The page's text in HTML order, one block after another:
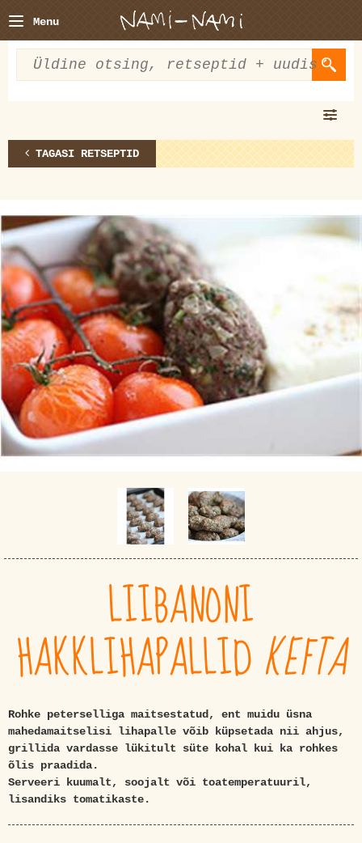
Menu
TAGASI RETSEPTID
LIIBANONI
HAKKLIHAPALLIDKEFTA
Rohke peterselliga maitsestatud, ent muidu üsna
mahedamaitselisi lihapalle võib küpsetada nii ahjus,
grillida vardasse lükitult süte kohal kui ka rohkes
õlis praadida.
Serveeri kuumalt, soojalt või toatemperatuuril,
lisandiks tomatikaste.